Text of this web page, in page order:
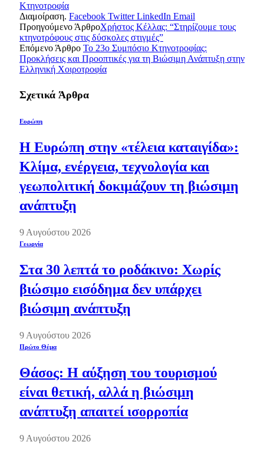
Κτηνοτροφία
Διαμοίραση. Facebook Twitter LinkedIn Email
Προηγούμενο ΆρθροΧρήστος Κέλλας: “Στηρίζουμε τους
κτηνοτρόφους στις δύσκολες στιγμές”
Επόμενο Άρθρο Το 23ο Συμπόσιο Κτηνοτροφίας:
Προκλήσεις και Προοπτικές για τη Βιώσιμη Ανάπτυξη στην
Ελληνική Χοιροτροφία
Σχετικά Άρθρα
Ευρώπη
Η Ευρώπη στην «τέλεια καταιγίδα»:
Κλίμα, ενέργεια, τεχνολογία και
γεωπολιτική δοκιμάζουν τη βιώσιμη
ανάπτυξη
9 Αυγούστου 2026
Γεωργία
Στα 30 λεπτά το ροδάκινο: Χωρίς
βιώσιμο εισόδημα δεν υπάρχει
βιώσιμη ανάπτυξη
9 Αυγούστου 2026
Πρώτο Θέμα
Θάσος: Η αύξηση του τουρισμού
είναι θετική, αλλά η βιώσιμη
ανάπτυξη απαιτεί ισορροπία
9 Αυγούστου 2026